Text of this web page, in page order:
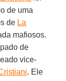
de uma
de La
mafiosos.
de
vice-
. Ele